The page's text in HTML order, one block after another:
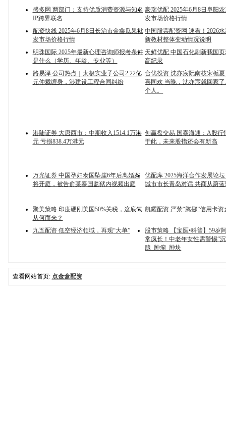
盛多网 两部门：支持优质消费资源与知名
IP跨界联名
豪瑞优配 2025年6月8日阜阳
发市场价格行情
配资快线 2025年6月8日长治市金鑫瓜果批
发市场价格行情
中国股票配资网 速看！2026
新教材整体变动情况说明
明珠国际 2025年最新心理咨询师报考条件
是什么（学历、年龄、专业等）
天鲜优配 中国石化刷新我国
高纪录
路易泽 公司热点｜太极实业子公司2.22亿
元仲裁缠身，涉建设工程合同纠纷
合优投资 沈亦宸阮南枝宋栀
喜同欢 当晚，沈亦宸就回家
个人。
港陆证券 大唐西市：中期收入1514.1万港
元 亏损838.4万港元
创赢盘交易 国泰海通：A股行
于此，未来股指还会有新高
万光证券 中国孕妇泰国坠崖6年后离婚案
将开庭，被告俞某泰国监狱内视频出庭
优配库 2025海洋合作发展论
城市市长青岛对话 共商从蔚
聚美策略 印度硬刚美国50%关税，这底气
从何而来？
凯耀配资 严禁“腾挪”信用卡资
九五配资 低空经济领域，再现“大单”
股市策略 【宝医•科普】59岁
常疯长！中老年女性需警惕“
腺_肿瘤_肿块
查看网站首页: 点金盒配资